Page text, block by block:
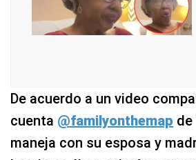
De acuerdo a un video
cuenta @familyonthemap de
maneja con su esposa y